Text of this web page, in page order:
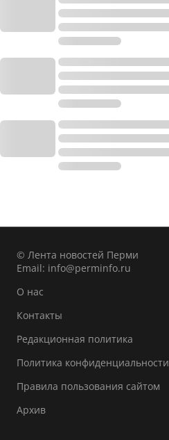
© Лента новостей Перми
Email: info@perminfo.ru
О нас
Контакты
Редакционная политика
Политика конфиденциальности
Правила пользования сайтом
Архив